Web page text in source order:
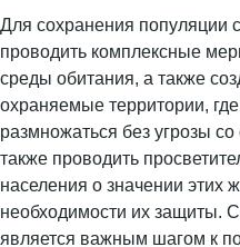
Для сохранения популяции
проводить комплексные
среды обитания, а также
охраняемые территории,
размножаться без угрозы
также проводить
населения о значении этих
необходимости их защиты.
является важным шагом к